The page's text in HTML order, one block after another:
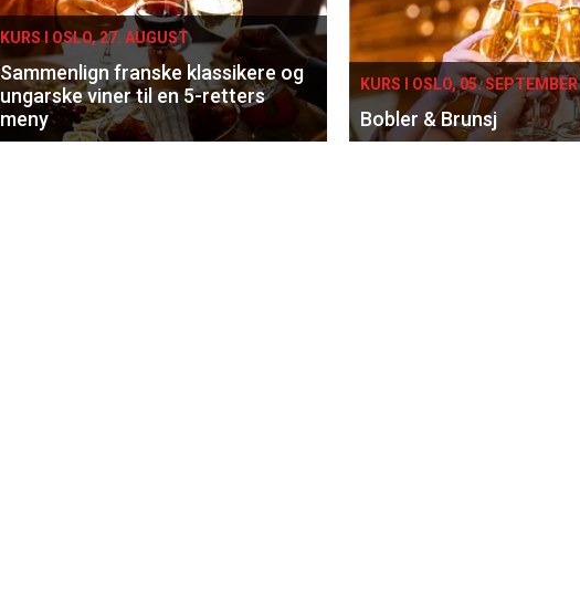
KURS I OSLO, 27. AUGUST
Sammenlign franske klassikere og
ungarske viner til en 5-retters
meny
KURS I OSLO, 05. SEPTEMBER
Bobler & Brunsj